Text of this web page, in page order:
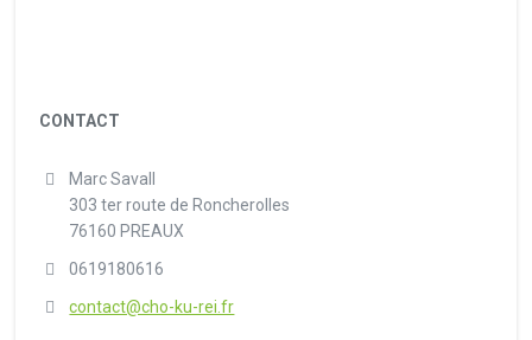
CONTACT
Marc Savall
303 ter route de Roncherolles
76160 PREAUX
0619180616
contact@cho-ku-rei.fr